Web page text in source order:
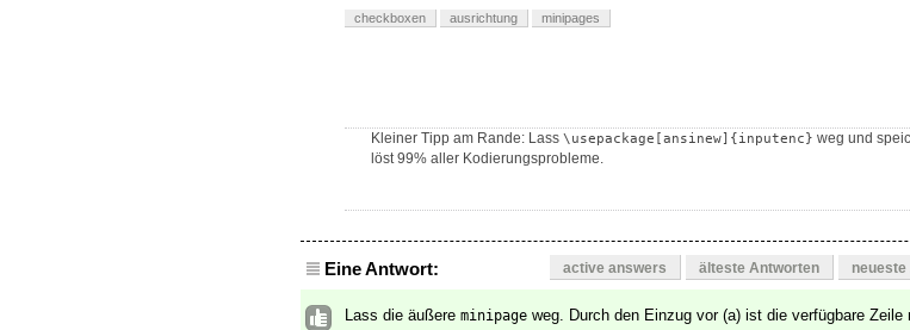
checkboxen ausrichtung minipages
Kleiner Tipp am Rande: Lass \usepackage[ansinew]{inputenc} weg und
löst 99% aller Kodierungsprobleme.
Eine Antwort: active answers älteste Antworten
Lass die äußere minipage weg. Durch den Einzug vor (a) ist die verfügbare Zeile